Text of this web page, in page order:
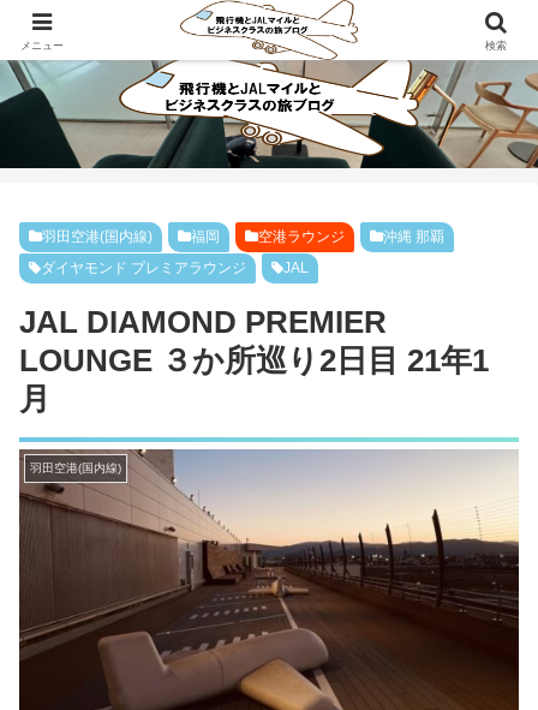
ビジネスクラスで旅にでよう！！
羽田空港(国内線) 福岡 空港ラウンジ
沖縄 那覇
ダイヤモンド プレミアラウンジ
JAL
JAL DIAMOND PREMIER
LOUNGE ３か所巡り2日目 21年1
月
羽田空港(国内線)
メニュー 検索